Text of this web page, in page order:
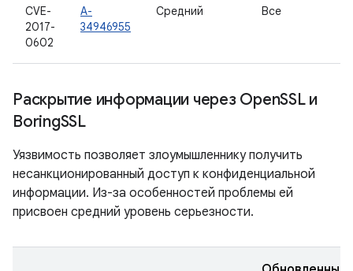
CVE-
2017-
0602
A-
34946955
Средний Все
Раскрытие информации через OpenSSL и
BoringSSL
Уязвимость позволяет злоумышленнику получить
несанкционированный доступ к конфиденциальной
информации. Из-за особенностей проблемы ей
присвоен средний уровень серьезности.